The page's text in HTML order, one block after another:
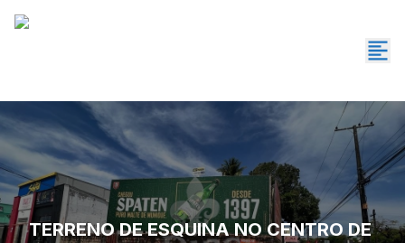
TERRENO DE ESQUINA NO CENTRO DE